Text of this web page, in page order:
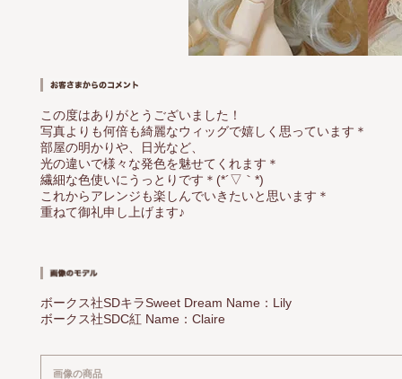
この度はありがとうございました！
写真よりも何倍も綺麗なウィッグで嬉しく思っています＊
部屋の明かりや、日光など、
光の違いで様々な発色を魅せてくれます＊
繊細な色使いにうっとりです＊(*´▽｀*)
これからアレンジも楽しんでいきたいと思います＊
重ねて御礼申し上げます♪
ボークス社SDキラSweet Dream Name：Lily
ボークス社SDC紅 Name：Claire
画像の商品